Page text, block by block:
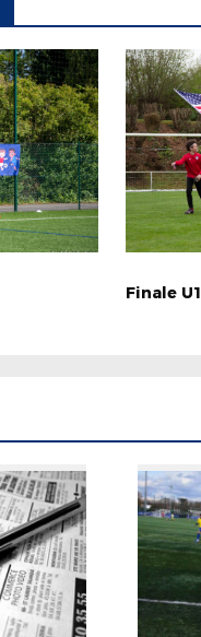
Finale